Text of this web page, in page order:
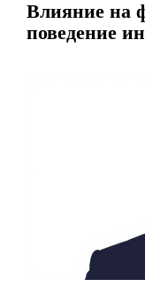
Влияние на
поведение